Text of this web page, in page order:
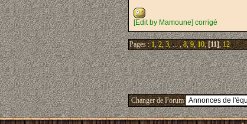
[Edit by Mamoune] corrigé
Pages :1,2,3, ... ,8,9,10,[11],12
Changer de Forum